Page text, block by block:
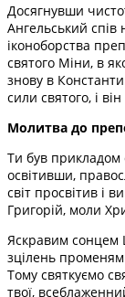
Досягнувши
Ангельський спів
іконоборства
святого Міни, в
знову в
сили святого, і
Молитва до
Ти був прикладом
освітивши,
світ просвітив і
Григорій, моли
Яскравим сонцем
зцілень
Тому святкуємо
твої,